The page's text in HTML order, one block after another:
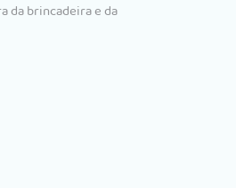
da brincadeira e da